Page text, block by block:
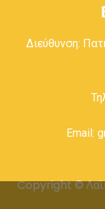
Διεύθυνση:
Email:
Copyright ©